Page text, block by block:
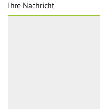
Ihre Nachricht